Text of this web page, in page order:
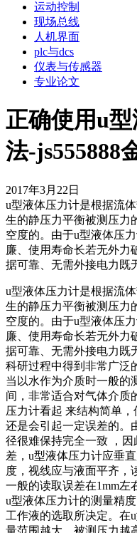
运动控制
现场总线
人机界面
plc与dcs
仪表与传感器
专业论文
正确使用u
法-js555888
2017年3月22日
u型液体压力计是根据流
生的静压力平衡被测压力
空度的。由于u型液体压
廉、使用寿命长若无外力
据可靠、无需外接电力既
u型液体压力计是根据流
生的静压力平衡被测压力
空度的。由于u型液体压
廉、使用寿命长若无外力
据可靠、无需外接电力既
科研过程中得到非常广泛
当以水作为介质时一般的
间，非常适合对气体介质
压力计看起 来结构简单
还是会引起一定误差的。
径很难保持完全一致 ，
差，u型液体压力计应垂
度，视线应与液面平齐，
一般的读取误差在1mm左
u型液体压力计的测量精
工作液的选取所决定。在
量范围越大、被测压力越